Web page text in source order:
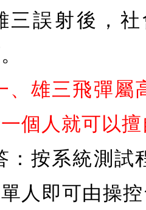
三誤射後，
、雄三飛彈屬
個人就可以
：按系統測試
人即可由操